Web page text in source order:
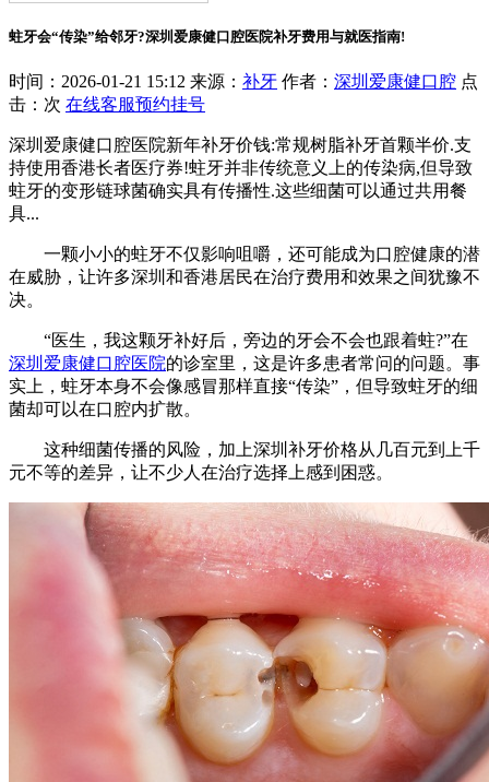
蛀牙会“传染”给邻牙?深圳爱康健口腔医院补牙费用与就医指南!
时间：2026-01-21 15:12 来源： 补牙 作者： 深圳爱康健口腔 点
击： 次 在线客服预约挂号
深圳爱康健口腔医院新年补牙价钱:常规树脂补牙首颗半价.支
持使用香港长者医疗券!蛀牙并非传统意义上的传染病,但导致
蛀牙的变形链球菌确实具有传播性.这些细菌可以通过共用餐
具...
一颗小小的蛀牙不仅影响咀嚼，还可能成为口腔健康的潜
在威胁，让许多深圳和香港居民在治疗费用和效果之间犹豫不
决。
“医生，我这颗牙补好后，旁边的牙会不会也跟着蛀?”在
深圳爱康健口腔医院的诊室里，这是许多患者常问的问题。事
实上，蛀牙本身不会像感冒那样直接“传染”，但导致蛀牙的细
菌却可以在口腔内扩散。
这种细菌传播的风险，加上深圳补牙价格从几百元到上千
元不等的差异，让不少人在治疗选择上感到困惑。